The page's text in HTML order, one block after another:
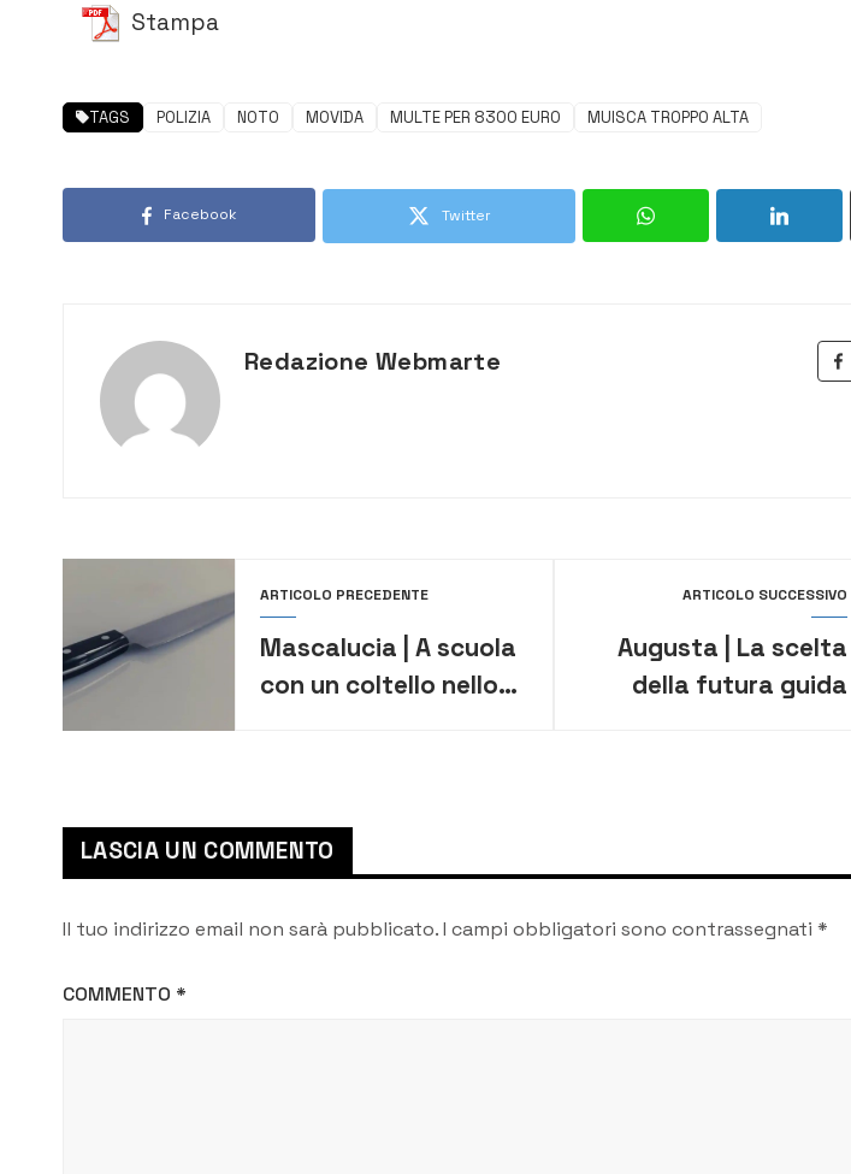
Stampa
TAGS POLIZIA NOTO MOVIDA MULTE PER 8300 EURO MUISCA TROPPO ALTA
Facebook Twitter
Redazione Webmarte
ARTICOLO PRECEDENTE
Mascalucia | A scuola
con un coltello nello
ARTICOLO SUCCESSIVO
Augusta | La scelta
della futura guida
LASCIA UN COMMENTO
Il tuo indirizzo email non sarà pubblicato.I campi obbligatori sono contrassegnati *
COMMENTO *